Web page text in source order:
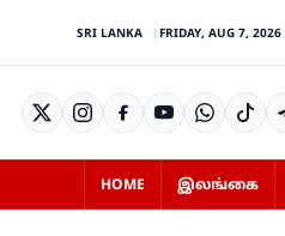
SRI LANKA FRIDAY, AUG 7, 2026
HOME இலங்கை